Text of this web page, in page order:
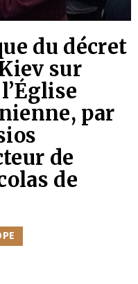
du décret
sur
par
de
de